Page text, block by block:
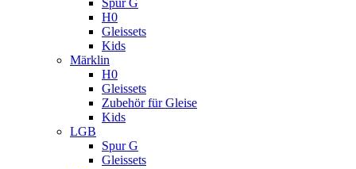
Spur G
H0
Gleissets
Kids
Märklin
H0
Gleissets
Zubehör für Gleise
Kids
LGB
Spur G
Gleissets